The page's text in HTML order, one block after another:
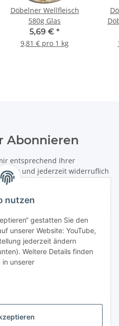
nutzen
gestatten Sie den
unserer Website: YouTube,
jederzeit ändern
Weitere Details finden
in unserer
Döbelner Wellfleisch
580g Glas
5,69 € *
9,81 € pro 1 kg
Abonnieren
entsprechend Ihrer
und jederzeit widerruflich
per E-Mail zu.